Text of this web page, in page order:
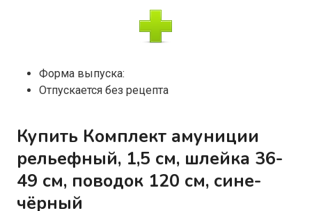
Форма выпуска:
Отпускается без рецепта
Купить Комплект амуниции
рельефный, 1,5 см, шлейка 36-
49 см, поводок 120 см, сине-
чёрный